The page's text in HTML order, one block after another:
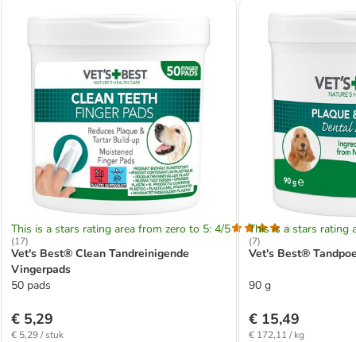
This is a stars rating area from zero to 5: 4/5
(17)
Vet's Best® Clean Tandreinigende
Vingerpads
50 pads
€ 5,29
€ 5,29 / stuk
This is a stars rating
(7)
Vet's Best®
90 g
€ 15,49
€ 172,11 / kg